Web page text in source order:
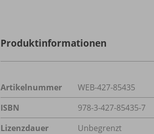
Produktinformationen
Artikelnummer
WEB-427-85435
ISBN
978-3-427-85435-7
Lizenzdauer
Unbegrenzt